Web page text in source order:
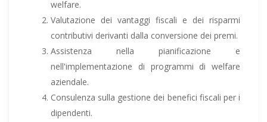
welfare.
Valutazione dei vantaggi fiscali e dei risparmi
contributivi derivanti dalla conversione dei premi.
Assistenza nella pianificazione e
nell'implementazione di programmi di welfare
aziendale.
Consulenza sulla gestione dei benefici fiscali per i
dipendenti.